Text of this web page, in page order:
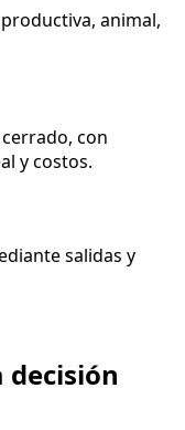
animal,
con
y costos.
salidas y